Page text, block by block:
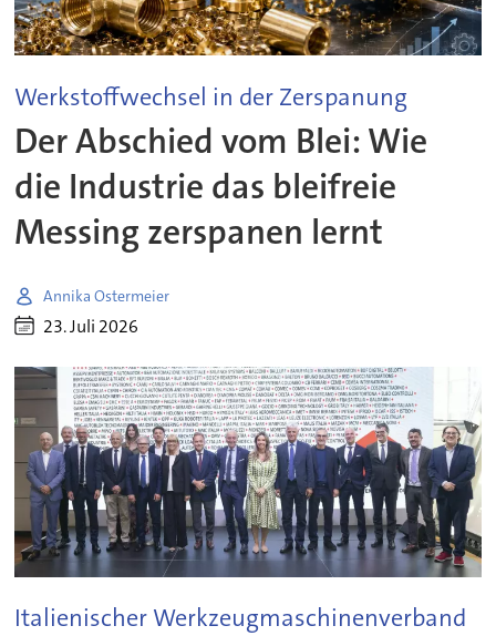
Werkstoffwechsel in der Zerspanung
Der Abschied vom Blei: Wie
die Industrie das bleifreie
Messing zerspanen lernt
Annika Ostermeier
23. Juli 2026
Italienischer Werkzeugmaschinenverband